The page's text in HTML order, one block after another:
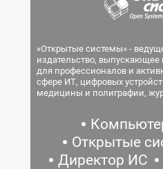
«Открытые системы» -
издательство,
для профессионалов и
сфере ИТ, цифровых
медицины и полиграфии,
Открытые
Директор ИС